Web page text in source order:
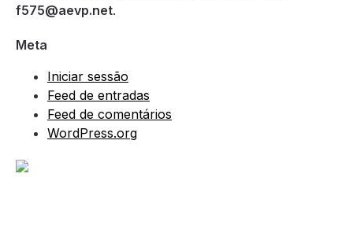
f575@aevp.net.
Meta
Iniciar sessão
Feed de entradas
Feed de comentários
WordPress.org